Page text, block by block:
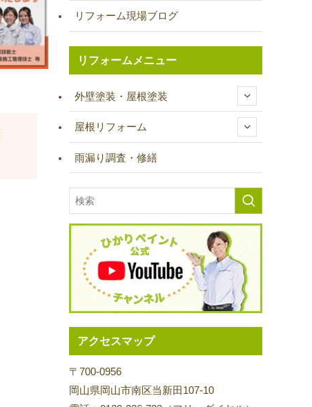
リフォーム現場ブログ
リフォームメニュー
外壁塗装・屋根塗装
屋根リフォーム
雨漏り調査・修繕
アクセスマップ
〒700-0956
岡山県岡山市南区当新田107-10